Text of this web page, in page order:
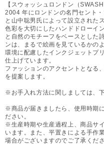
【スウォッシュロンドン（
2004 年にロンドンの名門セント
と山中聡男氏によって設立された
色彩を大切にしたハンドドローイ
と自然のモチーフをベースとした
ンは、まるで絵画を見ているかの
環境に配慮したインクジェットプ
仕上げています。
ファッションのアクセントとなる
を提案します。
※お手入れ方法に関しましては、
※商品が届きましたら、使用時期
ださい。
※生産時期や生産過程上、商品サ
います。また、平置きによる手作
場合がございますのでご了承くださ